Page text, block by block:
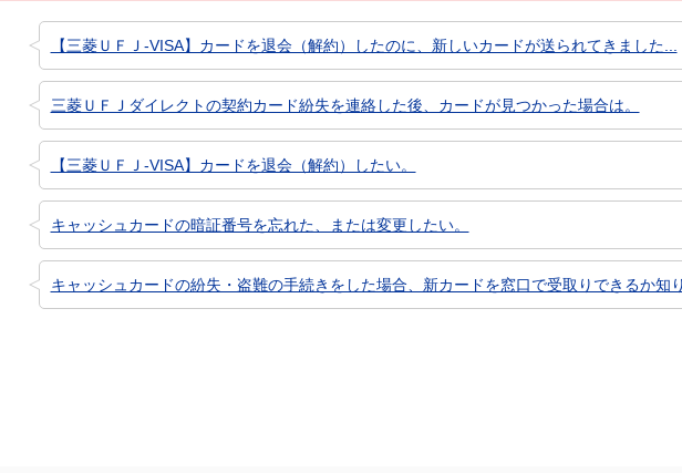
【三菱ＵＦＪ-VISA】カードを退会（解約）したのに、新しいカードが送られてきました...
三菱ＵＦＪダイレクトの契約カード紛失を連絡した後、カードが見つかった場合は。
【三菱ＵＦＪ-VISA】カードを退会（解約）したい。
キャッシュカードの暗証番号を忘れた、または変更したい。
キャッシュカードの紛失・盗難の手続きをした場合、新カードを窓口で受取りできるか知り